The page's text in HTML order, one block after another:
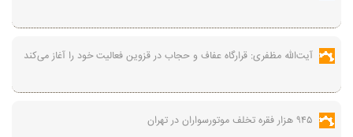
آیت‌الله مظفری: قرارگاه عفاف و حجاب در قزوین فعالیت خود را آغاز می‌کند
۹۴۵ هزار فقره تخلف موتورسواران در تهران